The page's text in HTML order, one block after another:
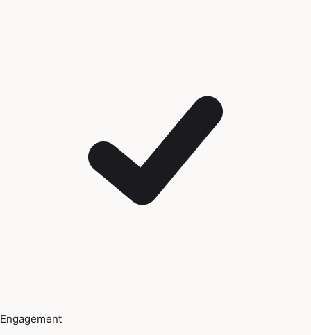
Engagement